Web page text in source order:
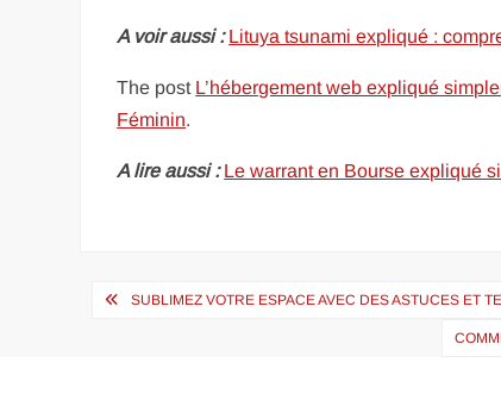
A voir aussi : Lituya tsunami expliqué :
The post L’hébergement web expliqué
Féminin.
A lire aussi : Le warrant en Bourse expliqué
Navigation
SUBLIMEZ VOTRE ESPACE AVEC DES ASTUCES ET